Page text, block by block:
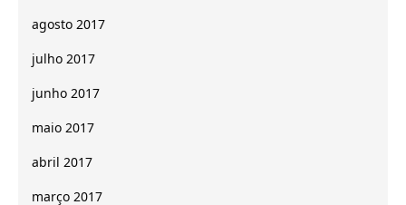
agosto 2017
julho 2017
junho 2017
maio 2017
abril 2017
março 2017